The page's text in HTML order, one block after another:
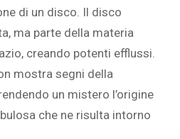
di un disco. Il disco
ma parte della materia
creando potenti efflussi.
mostra segni della
un mistero l’origine
che ne risulta intorno